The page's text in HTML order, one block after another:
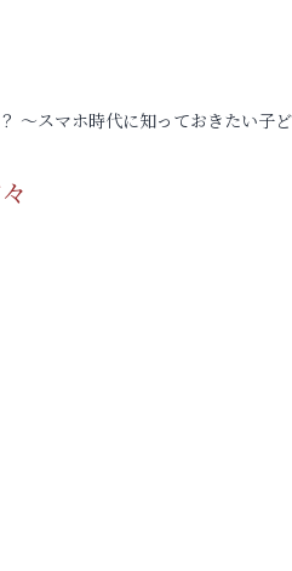
～スマホ時代に知っておきたい子